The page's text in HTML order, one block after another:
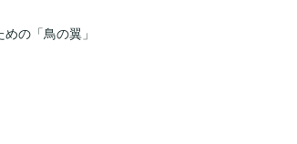
の「鳥の翼」